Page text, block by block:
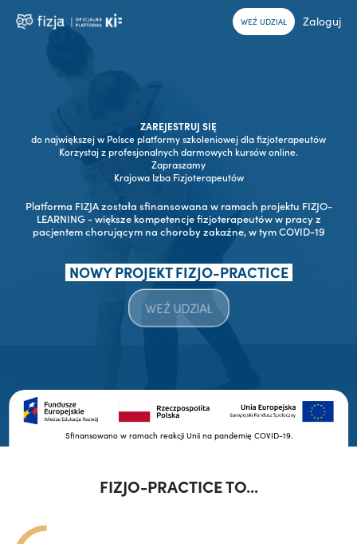
WEŹ UDZIAŁ Zaloguj
Sfinansowano w ramach reakcji Unii na pandemię COVID-19.
ZAREJESTRUJ SIĘ
do największej w Polsce platformy szkoleniowej dla fizjoterapeutów
Korzystaj z profesjonalnych darmowych kursów online.
Zapraszamy
Krajowa Izba Fizjoterapeutów
Platforma FIZJA została sfinansowana w ramach projektu FIZJO-
LEARNING - większe kompetencje fizjoterapeutów w pracy z
pacjentem chorującym na choroby zakaźne, w tym COVID-19
NOWY PROJEKT FIZJO-PRACTICE
WEŹ UDZIAŁ
FIZJO-PRACTICE TO...